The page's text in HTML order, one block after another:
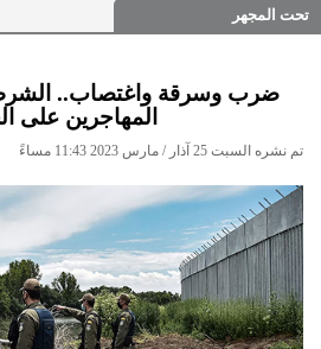
تحت المجهر
ضرب وسرقة واغتصاب.. الشرطة
المهاجرين على
تم نشره السبت 25 آذار / مارس 2023 11:43 مساءً